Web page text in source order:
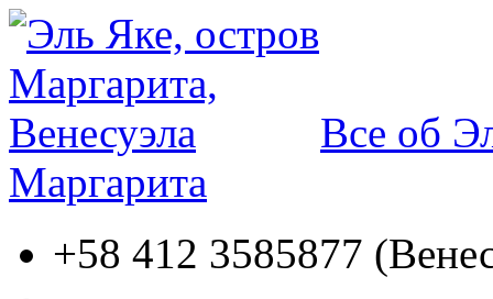
Все об
Маргарита
+58 412 3585877